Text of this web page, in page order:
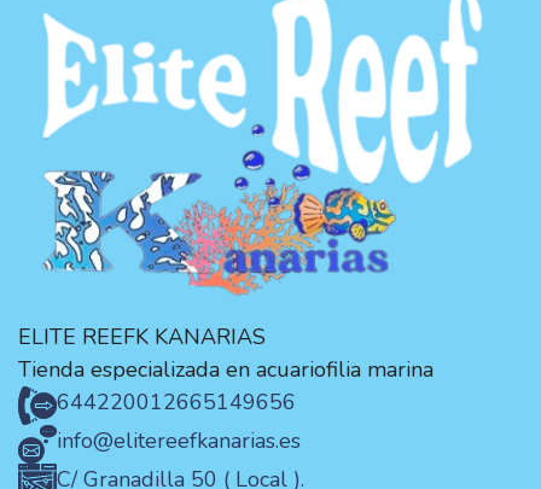
ELITE REEFK KANARIAS
Tienda especializada en acuariofilia marina
644220012665149656
info@elitereefkanarias.es
C/ Granadilla 50 ( Local ).